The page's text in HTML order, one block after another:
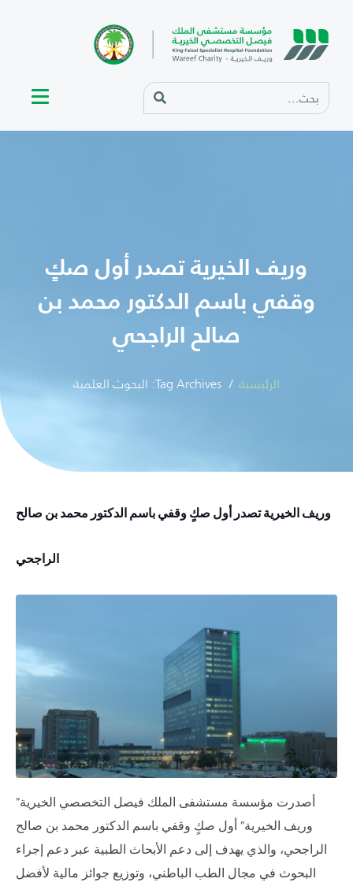
وريف الخيرية تصدر أول صكٍ
وقفي باسم الدكتور محمد بن
صالح الراجحي
الرئيسية Tag Archives: البحوث العلمية
وريف الخيرية تصدر أول صكٍ وقفي باسم الدكتور محمد بن صالح
الراجحي
أصدرت مؤسسة مستشفى الملك فيصل التخصصي الخيرية”
وريف الخيرية” أول صكٍ وقفي باسم الدكتور محمد بن صالح
الراجحي، والذي يهدف إلى دعم الأبحاث الطبية عبر دعم إجراء
البحوث في مجال الطب الباطني، وتوزيع جوائز مالية لأفضل